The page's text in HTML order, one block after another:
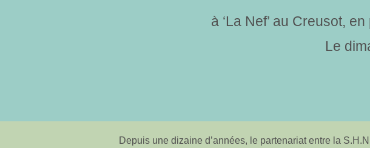
à ‘La Nef’ au Creusot,
Le
Depuis une dizaine d’années, le partenariat entre la